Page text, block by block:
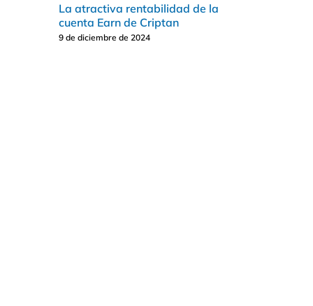
La atractiva rentabilidad de la
cuenta Earn de Criptan
9 de diciembre de 2024